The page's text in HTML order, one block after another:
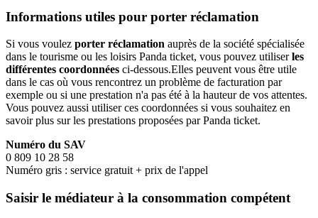
Informations utiles pour porter réclamation
Si vous voulez porter réclamation auprès de la société spécialisée
dans le tourisme ou les loisirs Panda ticket, vous pouvez utiliserles
différentes coordonnées ci-dessous.Elles peuvent vous être utile
dans le cas où vous rencontrez un problème de facturation par
exemple ou si une prestation n'a pas été à la hauteur de vos attentes.
Vous pouvez aussi utiliser ces coordonnées si vous souhaitez en
savoir plus sur les prestations proposées par Panda ticket.
Numéro du SAV
0 809 10 28 58
Numéro gris : service gratuit + prix de l'appel
Saisir le médiateur à la consommation compétent